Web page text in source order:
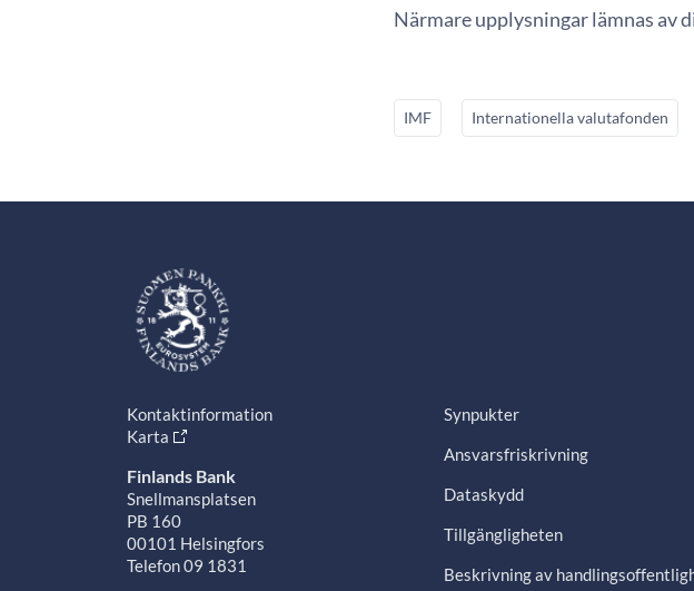
Närmare upplysningar lämnas av
IMF Internationella valutafonden
Kontaktinformation
Karta
Finlands Bank
Snellmansplatsen
PB 160
00101 Helsingfors
Telefon 09 1831
Synpukter
Ansvarsfriskrivning
Dataskydd
Tillgängligheten
Beskrivning av